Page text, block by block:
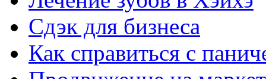
Сдэк для бизнеса
Как справиться с